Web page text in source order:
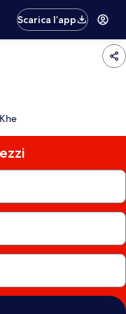
Scarica l’app